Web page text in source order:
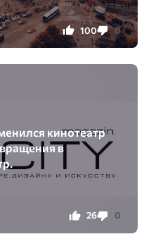
100 0
кинотеатр
в
26 0